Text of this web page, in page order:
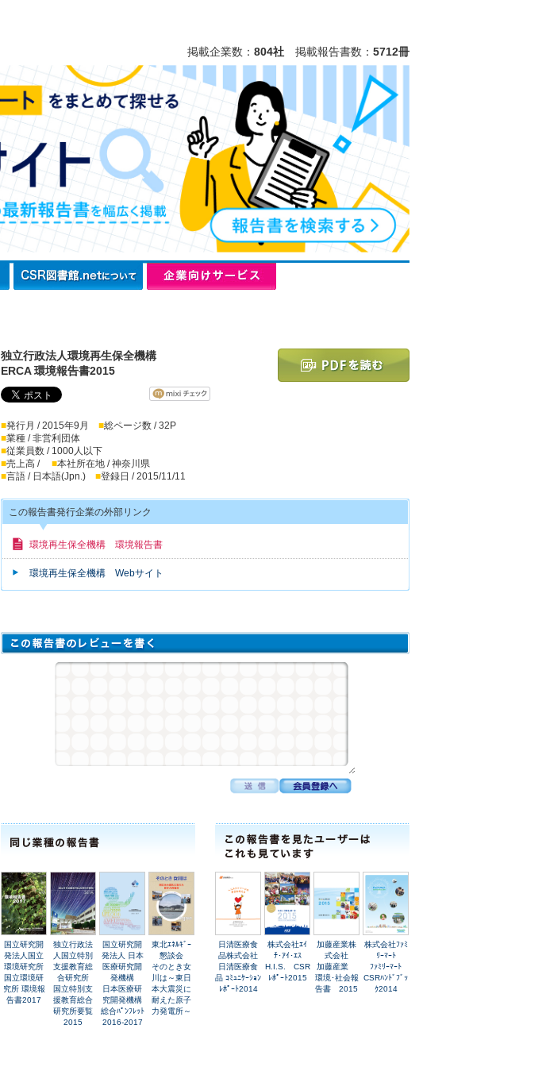
掲載企業数： 804社 掲載報告書数： 5712冊
独立行政法人環境再生保全機構
ERCA 環境報告書2015
■発行月 / 2015年9月 ■総ページ数 / 32P
■業種 / 非営利団体
■従業員数 / 1000人以下
■売上高 / ■本社所在地 / 神奈川県
■言語 / 日本語(Jpn.) ■登録日 / 2015/11/11
この報告書発行企業の外部リンク
環境再生保全機構 環境報告書
環境再生保全機構 Webサイト
国立研究開
発法人国立
環境研究所
国立環境研
究所 環境報
告書2017
独立行政法
人国立特別
支援教育総
合研究所
国立特別支
援教育総合
研究所要覧
2015
国立研究開
発法人 日本
医療研究開
発機構
日本医療研
究開発機構
総合ﾊﾟﾝﾌﾚｯﾄ
2016-2017
東北ｴﾈﾙｷﾞｰ
懇談会
そのとき女
川は～東日
本大震災に
耐えた原子
力発電所～
日清医療食
品株式会社
日清医療食
品 ｺﾐｭﾆｹｰｼｮﾝ
ﾚﾎﾟｰﾄ2014
株式会社ｴｲ
ﾁ･ｱｲ･ｴｽ
H.I.S. CSR
ﾚﾎﾟｰﾄ2015
加藤産業株
式会社
加藤産業
環境･社会報
告書 2015
株式会社ﾌｧﾐ
ﾘｰﾏｰﾄ
ﾌｧﾐﾘｰﾏｰﾄ
CSRﾊﾝﾄﾞﾌﾞｯ
ｸ2014